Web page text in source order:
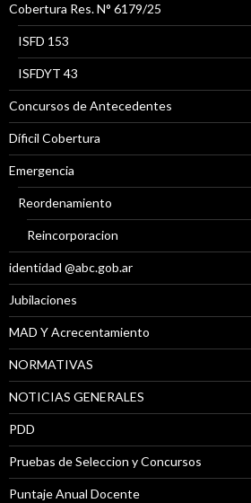
Cobertura Res. N° 6179/25
ISFD 153
ISFDYT 43
Concursos de Antecedentes
Díficil Cobertura
Emergencia
Reordenamiento
Reincorporacion
identidad @abc.gob.ar
Jubilaciones
MAD Y Acrecentamiento
NORMATIVAS
NOTICIAS GENERALES
PDD
Pruebas de Seleccion y Concursos
Puntaje Anual Docente